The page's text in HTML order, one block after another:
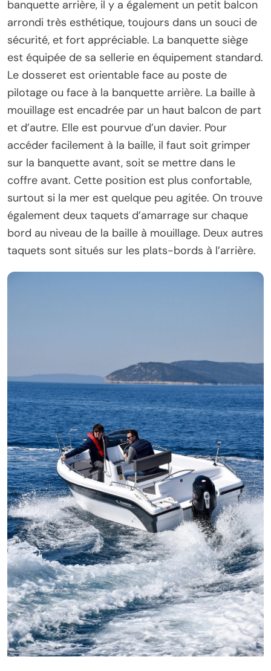
banquette arrière, il y a également un petit balcon
arrondi très esthétique, toujours dans un souci de
sécurité, et fort appréciable. La banquette siège
est équipée de sa sellerie en équipement standard.
Le dosseret est orientable face au poste de
pilotage ou face à la banquette arrière. La baille à
mouillage est encadrée par un haut balcon de part
et d’autre. Elle est pourvue d’un davier. Pour
accéder facilement à la baille, il faut soit grimper
sur la banquette avant, soit se mettre dans le
coffre avant. Cette position est plus confortable,
surtout si la mer est quelque peu agitée. On trouve
également deux taquets d’amarrage sur chaque
bord au niveau de la baille à mouillage. Deux autres
taquets sont situés sur les plats-bords à l’arrière.